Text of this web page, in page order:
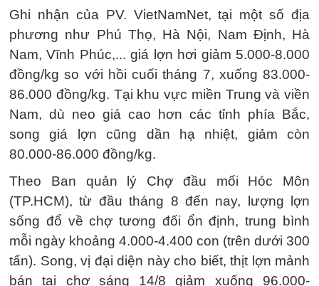
Ghi nhận của PV. VietNamNet, tại một số địa
phương như Phú Thọ, Hà Nội, Nam Định, Hà
Nam, Vĩnh Phúc,... giá lợn hơi giảm 5.000-8.000
đồng/kg so với hồi cuối tháng 7, xuống 83.000-
86.000 đồng/kg. Tại khu vực miền Trung và viền
Nam, dù neo giá cao hơn các tỉnh phía Bắc,
song giá lợn cũng dần hạ nhiệt, giảm còn
80.000-86.000 đồng/kg.
Theo Ban quản lý Chợ đầu mối Hóc Môn
(TP.HCM), từ đầu tháng 8 đến nay, lượng lợn
sống đổ về chợ tương đối ổn định, trung bình
mỗi ngày khoảng 4.000-4.400 con (trên dưới 300
tấn). Song, vị đại diện này cho biết, thịt lợn mảnh
bán tại chợ sáng 14/8 giảm xuống 96.000-